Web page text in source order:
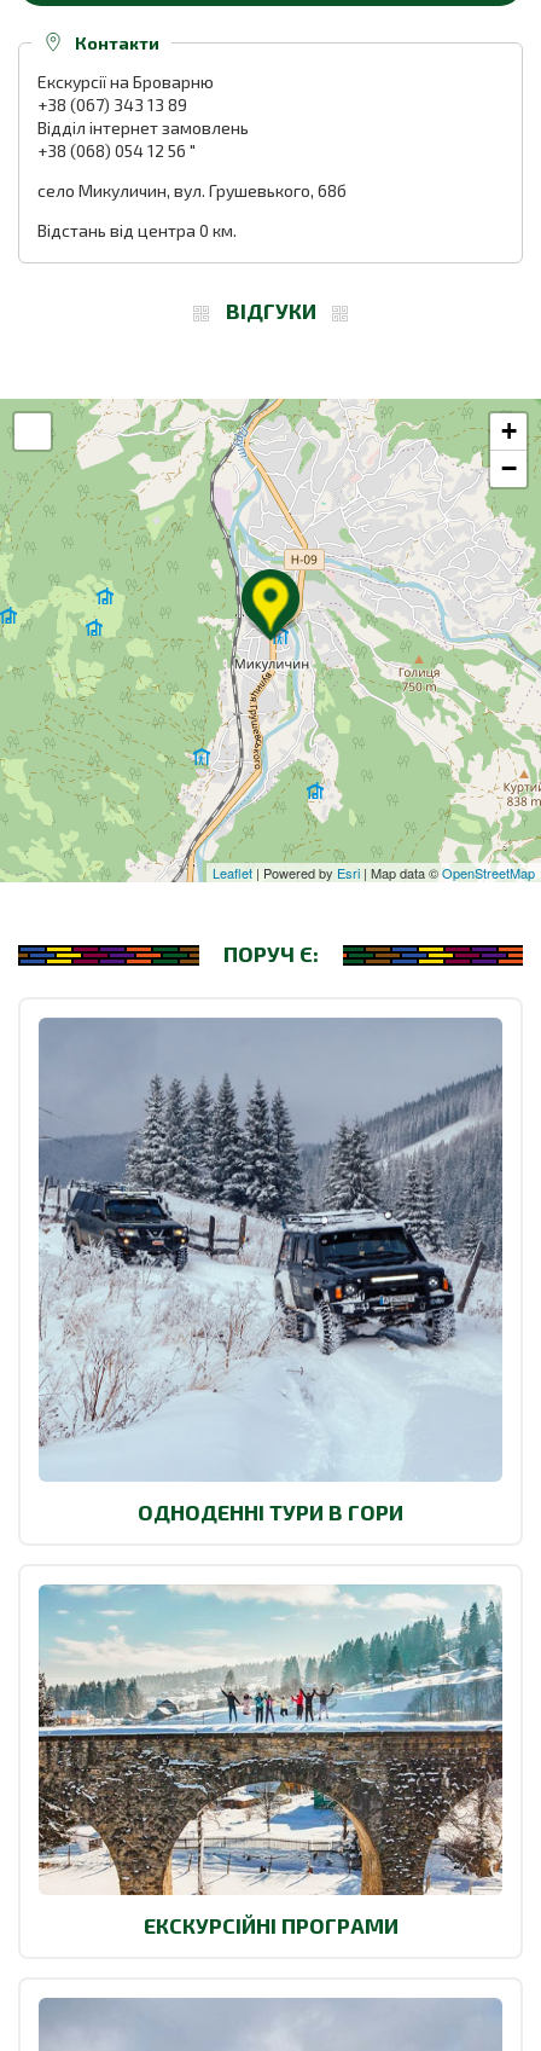
Контакти
Екскурсії на Броварню
+38 (067) 343 13 89
Відділ інтернет замовлень
+38 (068) 054 12 56 "
село Микуличин, вул. Грушевького, 68б
Відстань від центра 0 км.
ВІДГУКИ
+
−
Leaflet | Powered by Esri | Map data ©OpenStreetMap
ПОРУЧ Є:
ОДНОДЕННІ ТУРИ В ГОРИ
ЕКСКУРСІЙНІ ПРОГРАМИ